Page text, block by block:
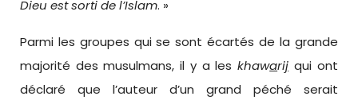
Dieu estsorti de l’Islam. »
Parmi les groupes qui se sont écartés de la grande
majorité des musulmans, il y a leskhawarij qui ont
déclaré que l’auteur d’un grand péché serait